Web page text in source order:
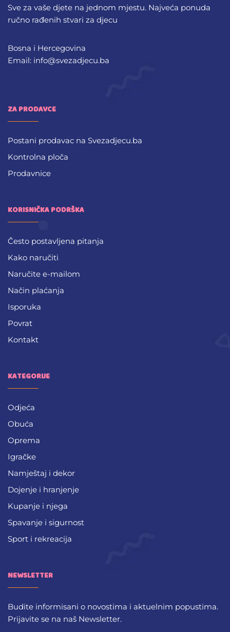
Sve za vaše djete na jednom mjestu. Najveća ponuda
ručno rađenih stvari za djecu
Bosna i Hercegovina
Email: info@svezadjecu.ba
ZA PRODAVCE
Postani prodavac na Svezadjecu.ba
Kontrolna ploča
Prodavnice
KORISNIČKA PODRŠKA
Često postavljena pitanja
Kako naručiti
Naručite e-mailom
Način plaćanja
Isporuka
Povrat
Kontakt
KATEGORIJE
Odjeća
Obuća
Oprema
Igračke
Namještaj i dekor
Dojenje i hranjenje
Kupanje i njega
Spavanje i sigurnost
Sport i rekreacija
NEWSLETTER
Budite informisani o novostima i aktuelnim popustima.
Prijavite se na naš Newsletter.